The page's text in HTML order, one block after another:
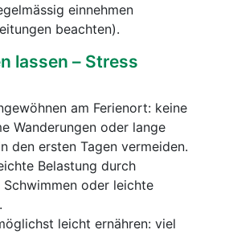
einnehmen
beachten).
lassen – Stress
am Ferienort: keine
Wanderungen oder lange
den ersten Tagen vermeiden.
Belastung durch
Schwimmen oder leichte
leicht ernähren: viel